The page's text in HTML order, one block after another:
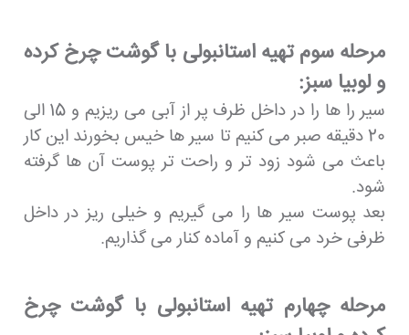
مرحله سوم تهیه استانبولی با گوشت چرخ کرده
و لوبیا سبز:
سیر را ها را در داخل ظرف پر از آبی می ریزیم و 15 الی
20 دقیقه صبر می کنیم تا سیر ها خیس بخورند این کار
باعث می شود زود تر و راحت تر پوست آن ها گرفته
شود.
بعد پوست سیر ها را می گیریم و خیلی ریز در داخل
ظرفی خرد می کنیم و آماده کنار می گذاریم.
مرحله چهارم تهیه استانبولی با گوشت چرخ